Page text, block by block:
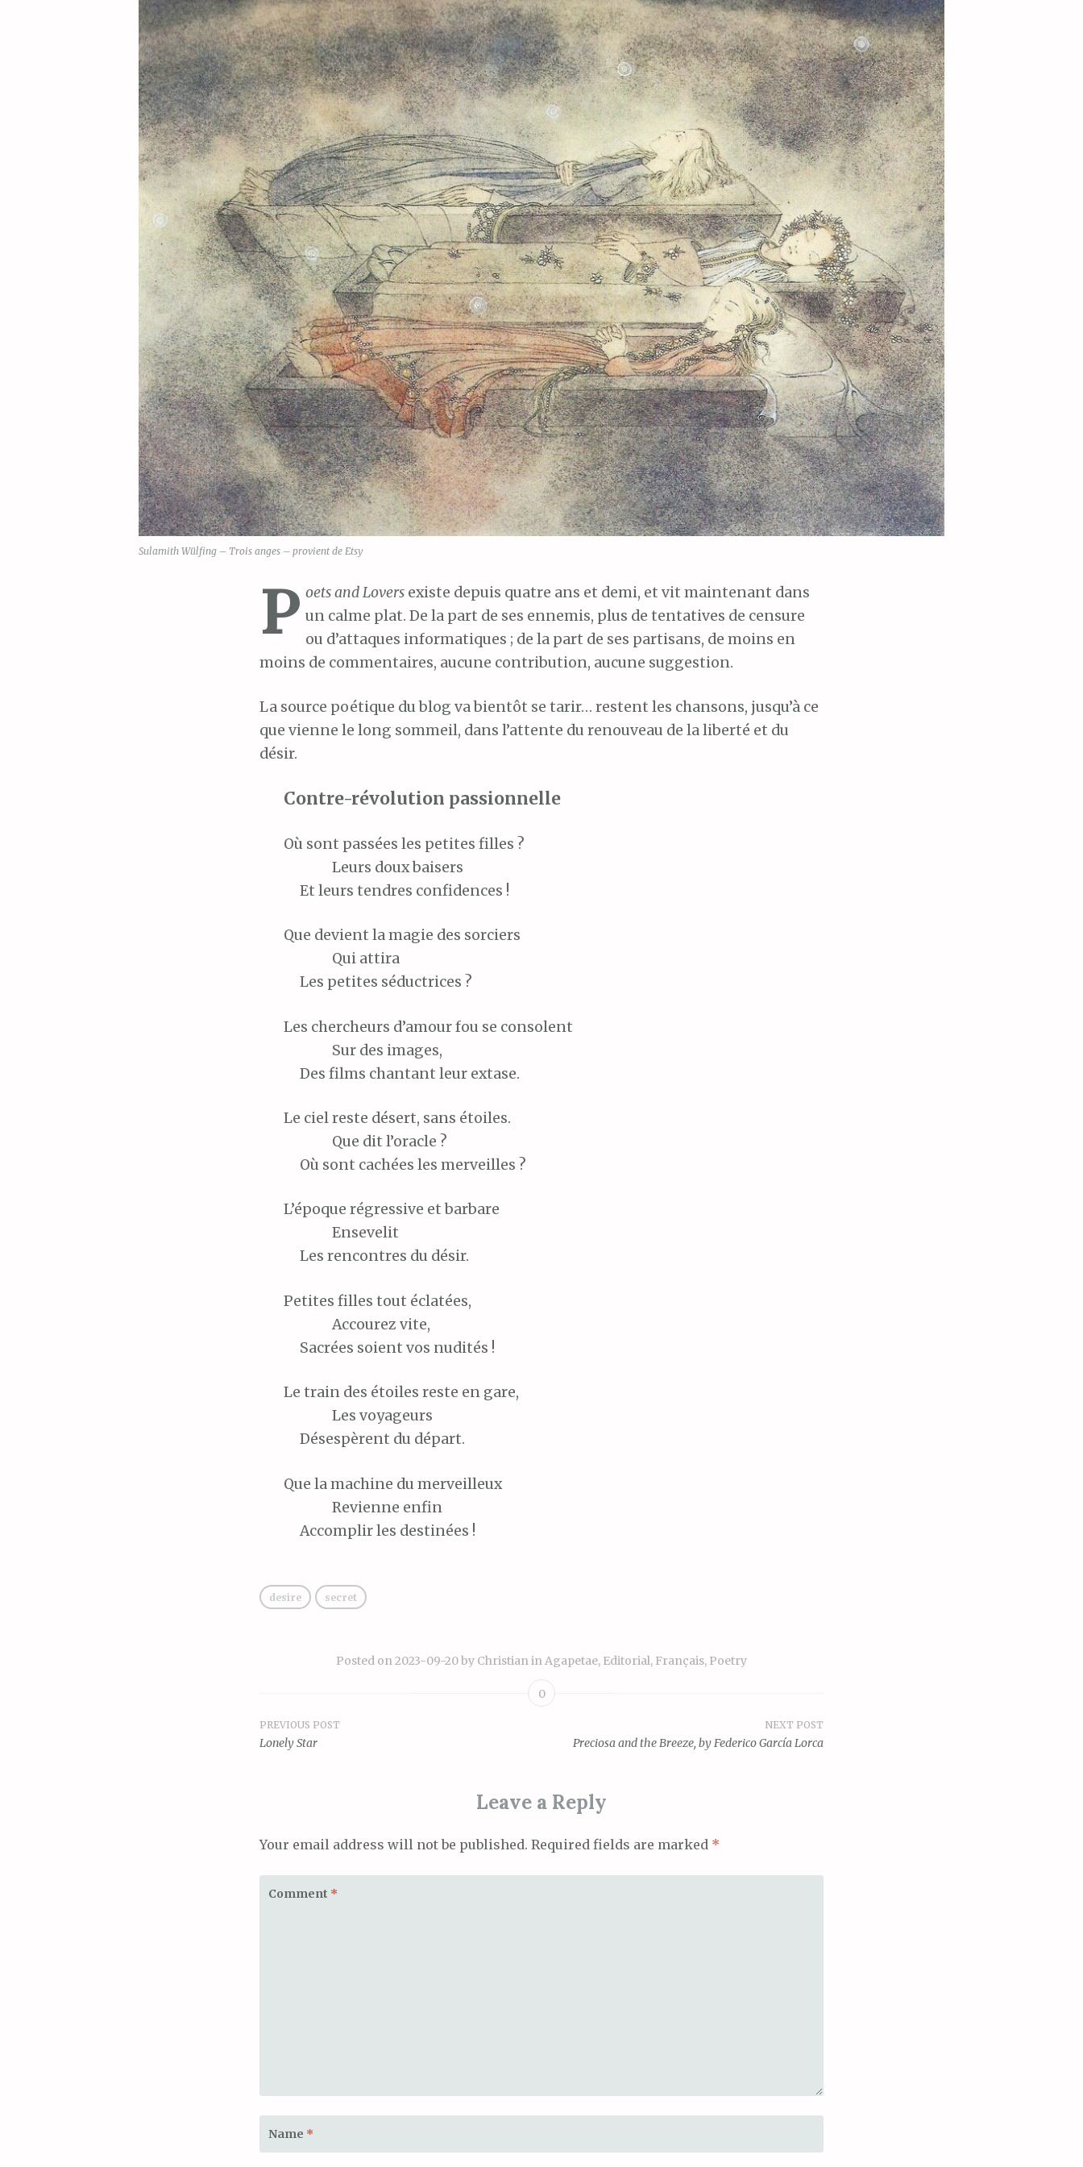
Sulamith Wülfing – Trois anges – provient de Etsy
P oets and Lovers existe depuis quatre ans et demi, et vit maintenant dans
un calme plat. De la part de ses ennemis, plus de tentatives de censure
ou d’attaques informatiques ; de la part de ses partisans, de moins en
moins de commentaires, aucune contribution, aucune suggestion.
La source poétique du blog va bientôt se tarir… restent les chansons, jusqu’à ce
que vienne le long sommeil, dans l’attente du renouveau de la liberté et du
désir.
Contre-révolution passionnelle
Où sont passées les petites filles ?
Leurs doux baisers
Et leurs tendres confidences !
Que devient la magie des sorciers
Qui attira
Les petites séductrices ?
Les chercheurs d’amour fou se consolent
Sur des images,
Des films chantant leur extase.
Le ciel reste désert, sans étoiles.
Que dit l’oracle ?
Où sont cachées les merveilles ?
L’époque régressive et barbare
Ensevelit
Les rencontres du désir.
Petites filles tout éclatées,
Accourez vite,
Sacrées soient vos nudités !
Le train des étoiles reste en gare,
Les voyageurs
Désespèrent du départ.
Que la machine du merveilleux
Revienne enfin
Accomplirles destinées !
desire secret
Posted on2023-09-20by ChristianinAgapetae, Editorial, Français, Poetry
0
Post
PREVIOUS POST
Lonely Star
NEXT POST
Preciosa and the Breeze, by Federico García Lorca
Leave a Reply
Your email address will not be published. Required fields are marked *
Comment *
Name *